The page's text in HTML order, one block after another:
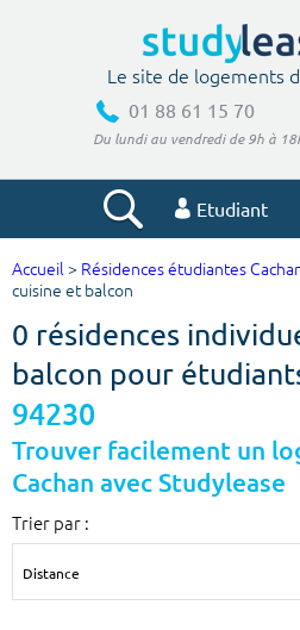
Le site de logements
01 88 61 15 70
Du lundi au vendredi de 9h à
Etudiant
Votre
Ville, école
Budget min
€
m²
Accueil > Résidences étudiantes
cuisine et balcon
0 résidences
balcon pour
94230
Trouver facilement un
Cachan avec Studylease
Trier par :